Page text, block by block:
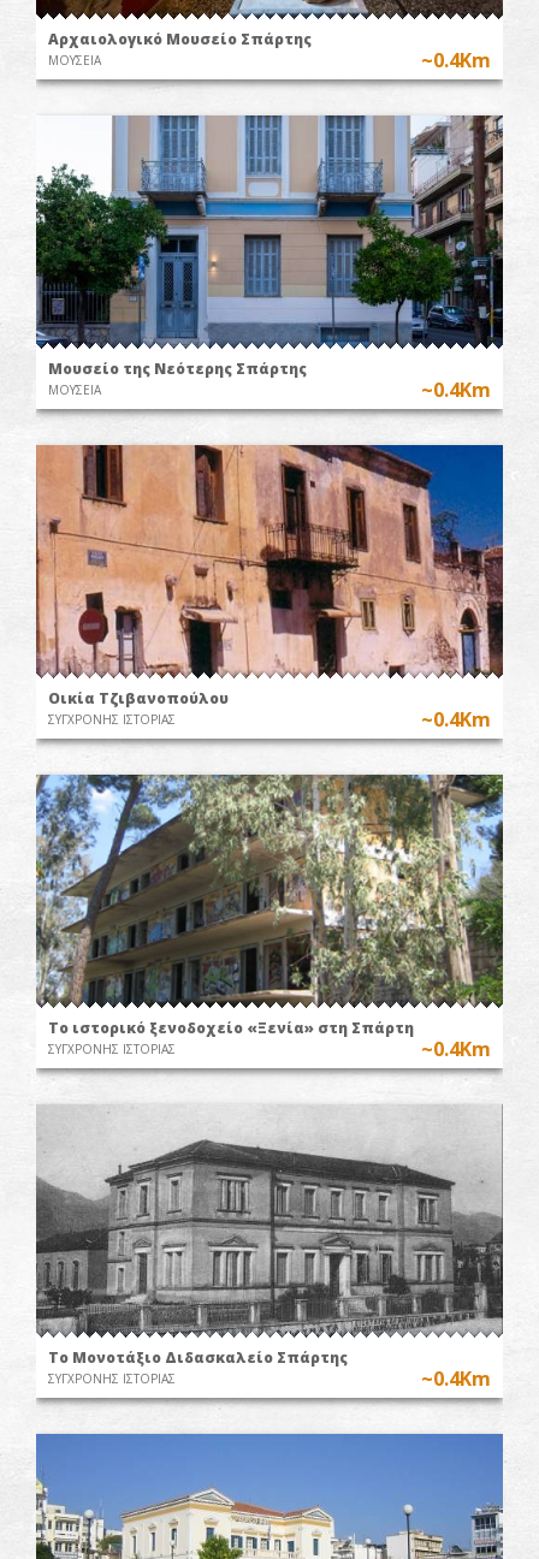
Αρχαιολογικό Μουσείο Σπάρτης
ΜΟΥΣΕΙΑ ~0.4Km
Μουσείο της Νεότερης Σπάρτης
ΜΟΥΣΕΙΑ ~0.4Km
Οικία Τζιβανοπούλου
ΣΥΓΧΡΟΝΗΣ ΙΣΤΟΡΙΑΣ ~0.4Km
Το ιστορικό ξενοδοχείο «Ξενία» στη Σπάρτη
ΣΥΓΧΡΟΝΗΣ ΙΣΤΟΡΙΑΣ ~0.4Km
Το Μονοτάξιο Διδασκαλείο Σπάρτης
ΣΥΓΧΡΟΝΗΣ ΙΣΤΟΡΙΑΣ ~0.4Km